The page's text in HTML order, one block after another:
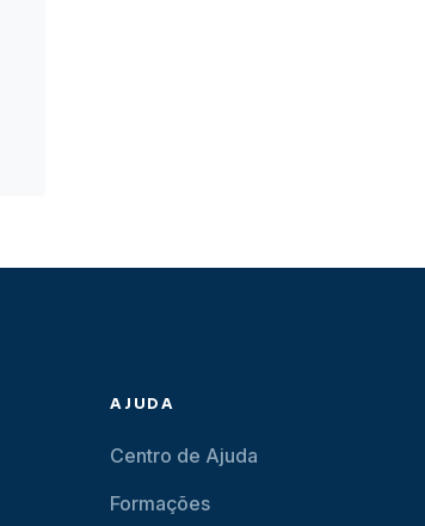
AJUDA
Centro de Ajuda
Formações